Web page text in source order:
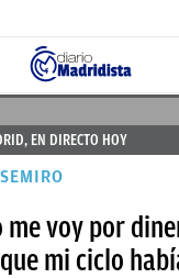
EN DIRECTO HOY
me voy por
mi ciclo